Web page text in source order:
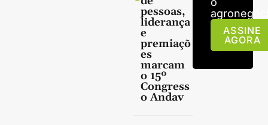
pessoas,
liderança
e
premiaçõ
es
marcam
o 15º
Congress
o Andav
ASSINE
AGORA